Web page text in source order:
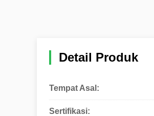
Detail Produk
Tempat Asal:
Sertifikasi: